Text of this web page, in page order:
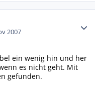
2007
ein wenig hin und her
es nicht geht. Mit
gefunden.